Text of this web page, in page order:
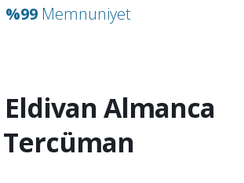
%99 Memnuniyet
Eldivan Almanca
Tercüman